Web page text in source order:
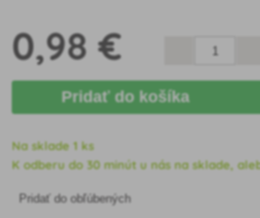
0,98 €
Pridať do košíka
Na sklade 1 ks
K odberu do 30 minút u nás na sklade,
Pridať do obľúbených